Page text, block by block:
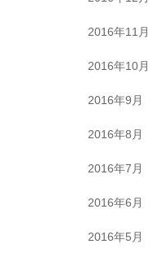
2016年11月
2016年10月
2016年9月
2016年8月
2016年7月
2016年6月
2016年5月